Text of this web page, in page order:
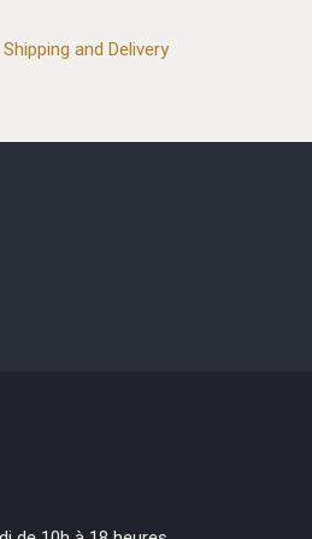
Shipping and Delivery